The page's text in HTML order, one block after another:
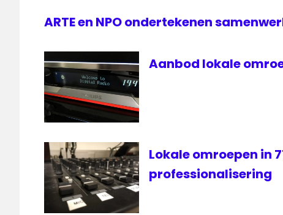
Raalte
samenwerking
ARTE en NPO ondertekenen
Aanbod lokale
Lokale omroepen in
professionalisering